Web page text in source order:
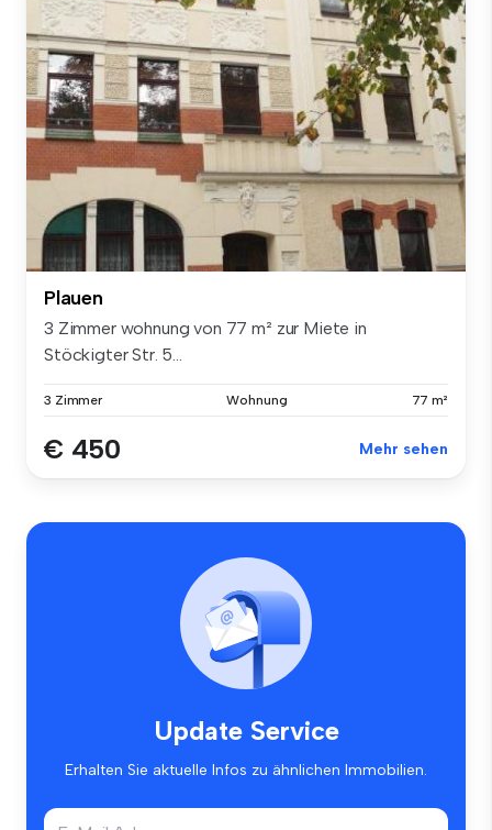
Plauen
3 Zimmer wohnung von 77 m² zur Miete in
Stöckigter Str. 5...
3 Zimmer Wohnung 77 m²
€ 450 Mehr sehen
Update Service
Erhalten Sie aktuelle Infos zu ähnlichen Immobilien.